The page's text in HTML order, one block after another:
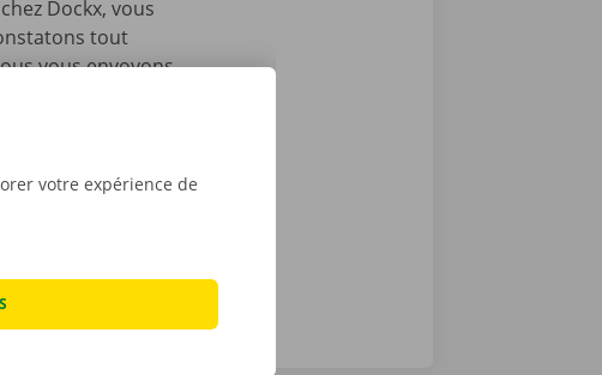
Dockx, vous
tout
vous envoyons
votre expérience de